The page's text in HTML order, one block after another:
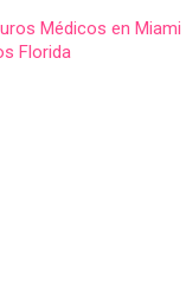
Médicos en Miami
Florida